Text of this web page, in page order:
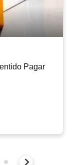
Pagar